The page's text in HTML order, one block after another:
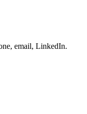
email, LinkedIn.